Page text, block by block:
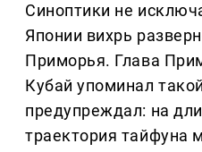
Синоптики не
Японии вихрь
Приморья. Глава
Кубай упоминал
предупреждал: на
траектория тайфуна